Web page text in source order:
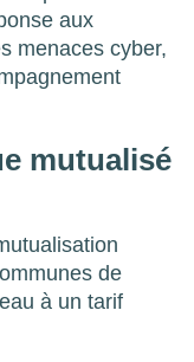
aux
menaces cyber,
mutualisé
de
à un tarif